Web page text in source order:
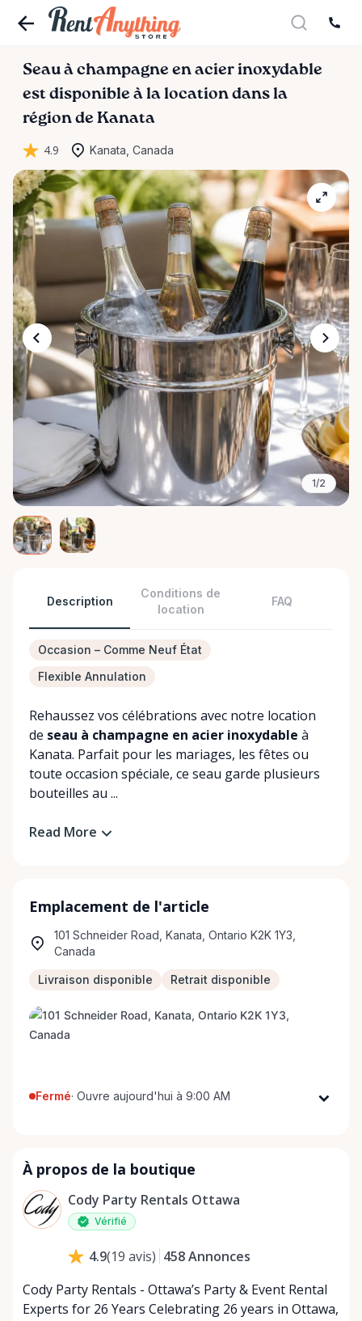
Seau à champagne en acier inoxydable
est disponible à la location dans la
région de Kanata
4.9 Kanata, Canada
1/2
Description
Conditions de
location
FAQ
Occasion – Comme Neuf État
Flexible Annulation
Rehaussez vos célébrations avec notre location
de seau à champagne en acier inoxydable à
Kanata. Parfait pour les mariages, les fêtes ou
toute occasion spéciale, ce seau garde plusieurs
bouteilles au ...
Read More
Emplacement de l'article
101 Schneider Road, Kanata, Ontario K2K 1Y3,
Canada
Livraison disponible Retrait disponible
Fermé· Ouvre aujourd'hui à 9:00 AM
Mercredi
Jeudi
9:00 AM - 5:00 PM
Vendredi
Dimanche
À propos de la boutique
Cody Party Rentals Ottawa
Vérifié
4.9(19 avis) 458Annonces
Cody Party Rentals - Ottawa’s Party & Event Rental
Experts for 26 Years Celebrating 26 years in Ottawa,